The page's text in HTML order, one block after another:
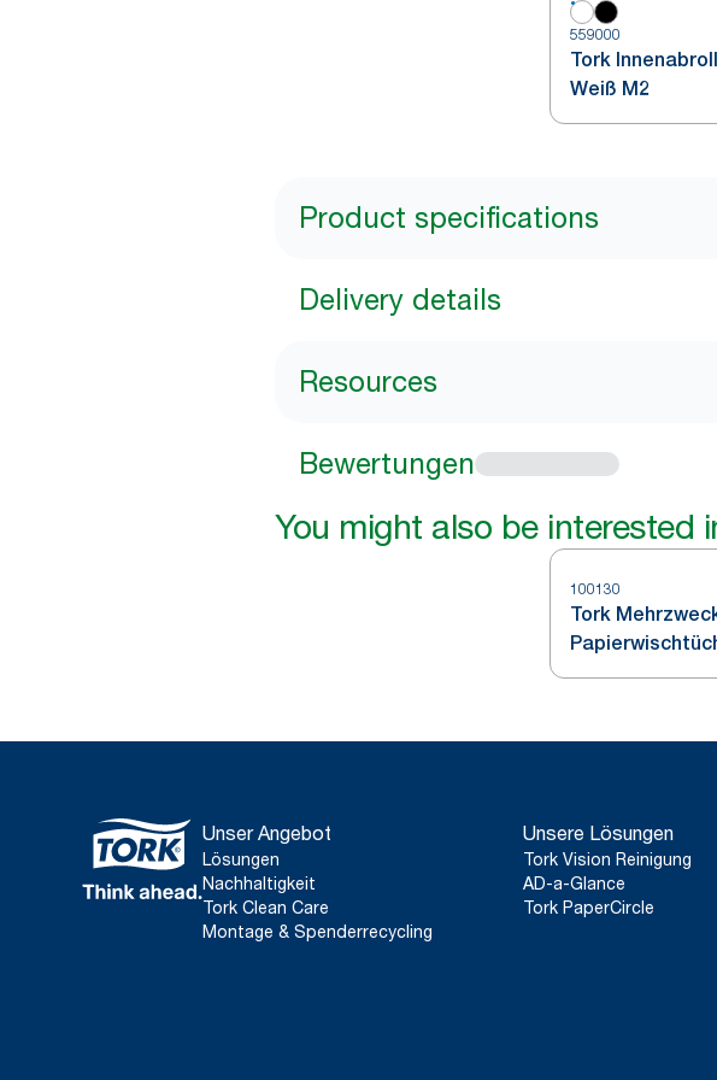
559000
Tork
Weiß M2
Product specifications
Delivery details
Resources
Bewertungen
You might also be interested
100130
Tork
Innenabrollung
Unser Angebot
Lösungen
Nachhaltigkeit
Tork Clean Care
Montage & Spenderrecycling
Unsere Lösungen
Tork Vision Reinigung
AD-a-Glance
Tork PaperCircle